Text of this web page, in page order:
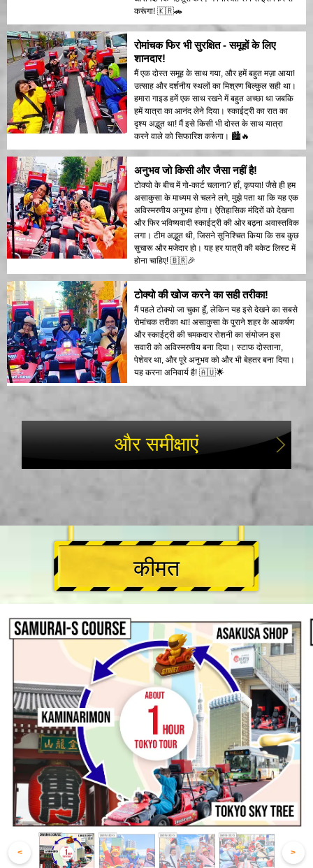
करूंगा! 🇰🇷🚗
रोमांचक फिर भी सुरक्षित - समूहों के लिए
शानदार!
मैं एक दोस्त समूह के साथ गया, और हमें बहुत मज़ा आया!
उत्साह और दर्शनीय स्थलों का मिश्रण बिल्कुल सही था।
हमारा गाइड हमें एक साथ रखने में बहुत अच्छा था जबकि
हमें यात्रा का आनंद लेने दिया। स्काईट्री का रात का
दृश्य अद्भुत था! मैं इसे किसी भी दोस्त के साथ यात्रा
करने वाले को सिफारिश करूंगा। 🏙️🔥
अनुभव जो किसी और जैसा नहीं है!
टोक्यो के बीच में गो-कार्ट चलाना? हाँ, कृपया! जैसे ही हम
असाकुसा के माध्यम से चलने लगे, मुझे पता था कि यह एक
अविस्मरणीय अनुभव होगा। ऐतिहासिक मंदिरों को देखना
और फिर भविष्यवादी स्काईट्री की ओर बढ़ना अवास्तविक
लगा। टीम अद्भुत थी, जिसने सुनिश्चित किया कि सब कुछ
सुचारू और मजेदार हो। यह हर यात्री की बकेट लिस्ट में
होना चाहिए! 🇧🇷🎉
टोक्यो की खोज करने का सही तरीका!
मैं पहले टोक्यो जा चुका हूँ, लेकिन यह इसे देखने का सबसे
रोमांचक तरीका था! असाकुसा के पुराने शहर के आकर्षण
और स्काईट्री की चमकदार रोशनी का संयोजन इस
सवारी को अविस्मरणीय बना दिया। स्टाफ दोस्ताना,
पेशेवर था, और पूरे अनुभव को और भी बेहतर बना दिया।
यह करना अनिवार्य है! 🇦🇺🌟
और समीक्षाएं
कीमत
< >